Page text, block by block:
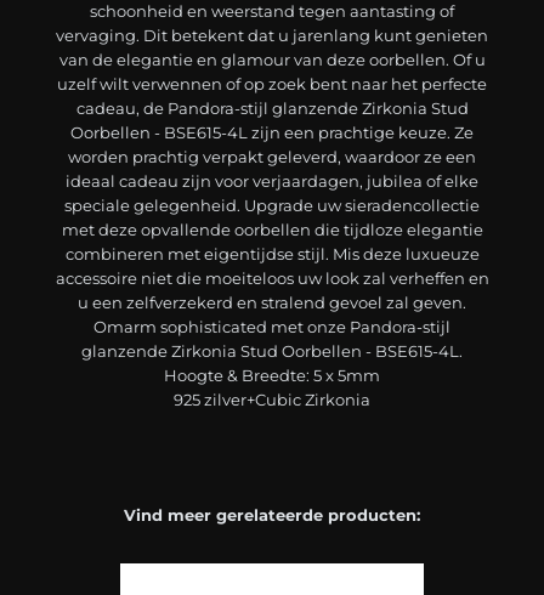
schoonheid en weerstand tegen aantasting of
vervaging. Dit betekent dat u jarenlang kunt genieten
van de elegantie en glamour van deze oorbellen. Of u
uzelf wilt verwennen of op zoek bent naar het perfecte
cadeau, de Pandora-stijl glanzende Zirkonia Stud
Oorbellen - BSE615-4L zijn een prachtige keuze. Ze
worden prachtig verpakt geleverd, waardoor ze een
ideaal cadeau zijn voor verjaardagen, jubilea of elke
speciale gelegenheid. Upgrade uw sieradencollectie
met deze opvallende oorbellen die tijdloze elegantie
combineren met eigentijdse stijl. Mis deze luxueuze
accessoire niet die moeiteloos uw look zal verheffen en
u een zelfverzekerd en stralend gevoel zal geven.
Omarm sophisticated met onze Pandora-stijl
glanzende Zirkonia Stud Oorbellen - BSE615-4L.
Hoogte & Breedte: 5 x 5mm
925 zilver+Cubic Zirkonia
Vind meer gerelateerde producten: